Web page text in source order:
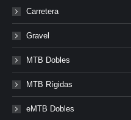
Carretera
Gravel
MTB Dobles
MTB Rígidas
eMTB Dobles